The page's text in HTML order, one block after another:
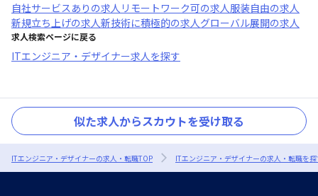
自社サービスあり の求人 リモートワーク可の求人服装自由の求人
新規立ち上げの求人新技術に積極的の求人グローバル展開の求人
求人検索ページに戻る
ITエンジニア・デザイナー求人を探す
似た求人からスカウトを受け取る
ITエンジニア・デザイナーの求人・転職TOP ITエンジニア・デザイナーの求人・転職を